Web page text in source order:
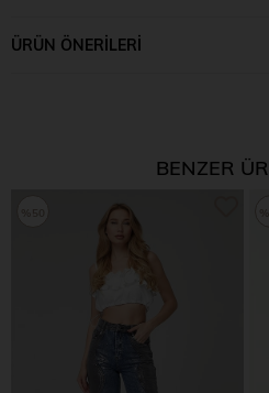
ÜRÜN ÖNERILERI
BENZER